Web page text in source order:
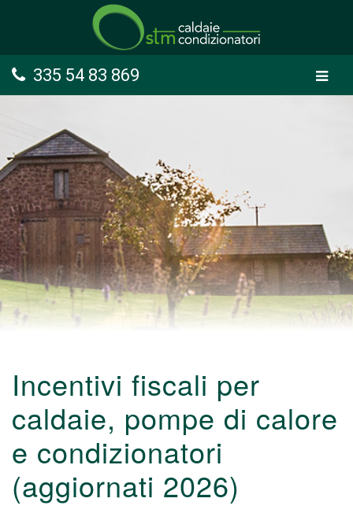
335 54 83 869
Incentivi fiscali per
caldaie, pompe di calore
e condizionatori
(aggiornati 2026)